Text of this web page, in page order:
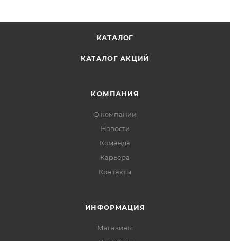
КАТАЛОГ
КАТАЛОГ АКЦИЙ
КОМПАНИЯ
О компании
Новости
Команда
Карьера
Контакты
ИНФОРМАЦИЯ
Магазины